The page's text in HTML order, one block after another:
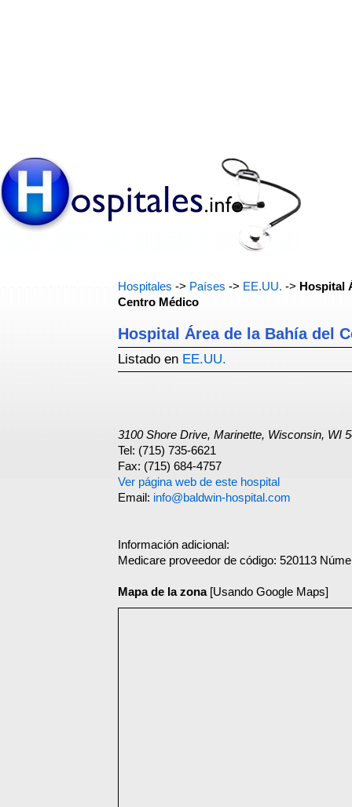
Hospitales -> Países -> EE.UU. -> Hospital
Centro Médico
Hospital Área de la Bahía del
Listado en EE.UU.
3100 Shore Drive, Marinette, Wisconsin, WI
Tel: (715) 735-6621
Fax: (715) 684-4757
Ver página web de este hospital
Email: info@baldwin-hospital.com
Información adicional:
Medicare proveedor de código: 520113
Mapa de la zona[Usando Google Maps]